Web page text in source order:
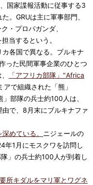
国家諜報活動に従事する3
。GRUは主に軍事部門、
・プロパガンダ、
当するという。
各国で異なる。ブルキナ
った民間軍事企業のひとつ
「アフリカ部隊」"Africa
で組織された「熊」
部隊の兵士約100人は、
で、8月末にブルキナファ
めている。 ニジェールの
年1月にモスクワを訪問し
」の兵士約100人が到着し
所キダルをマリ軍とワグネ